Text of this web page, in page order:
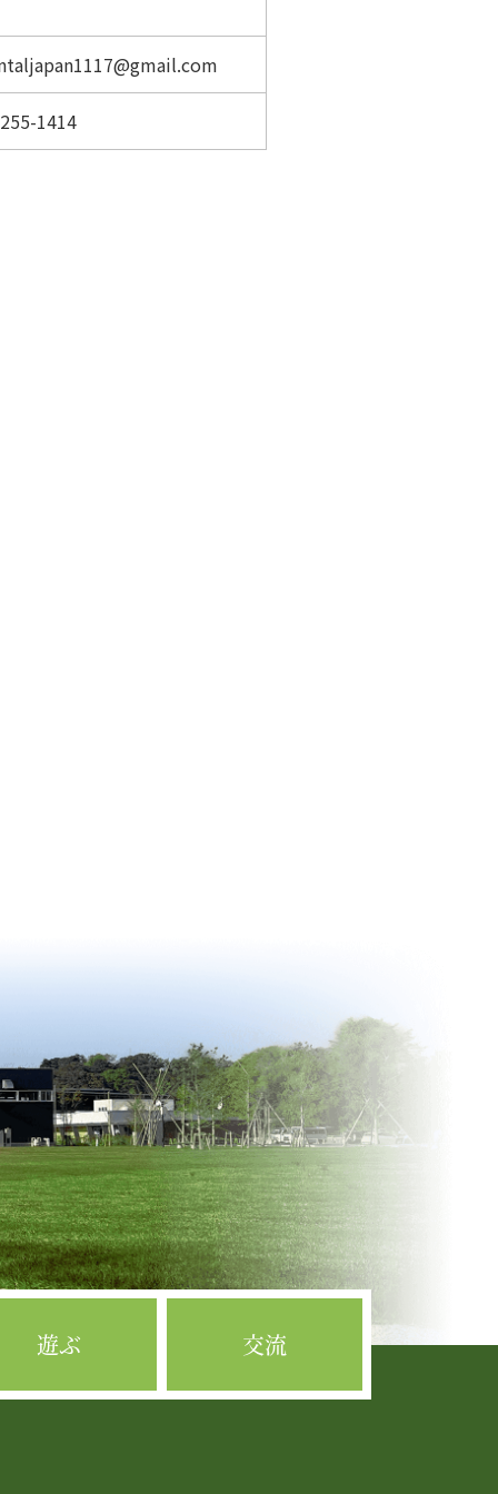
1414
遊ぶ 交流